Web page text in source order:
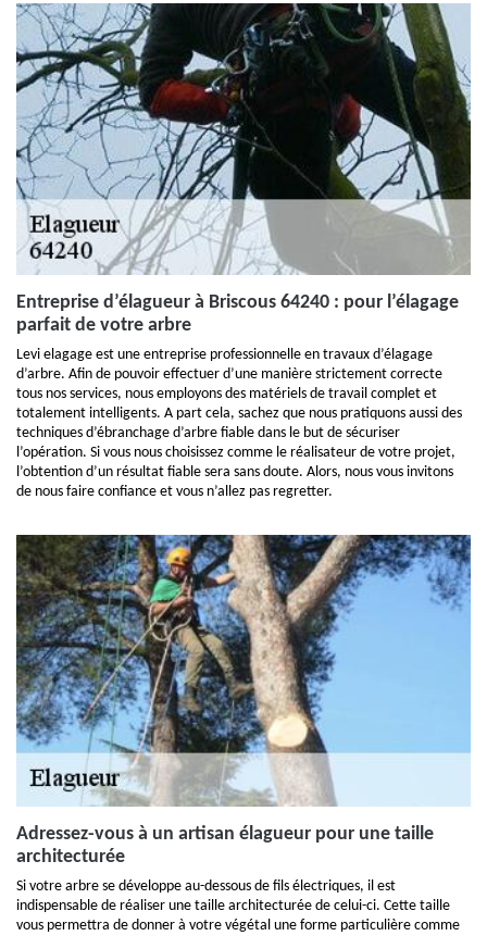
Entreprise d’élagueur à Briscous 64240 : pour l’élagage
parfait de votre arbre
Levi elagage est une entreprise professionnelle en travaux d’élagage
d’arbre. Afin de pouvoir effectuer d’une manière strictement correcte
tous nos services, nous employons des matériels de travail complet et
totalement intelligents. A part cela, sachez que nous pratiquons aussi des
techniques d’ébranchage d’arbre fiable dans le but de sécuriser
l’opération. Si vous nous choisissez comme le réalisateur de votre projet,
l’obtention d’un résultat fiable sera sans doute. Alors, nous vous invitons
de nous faire confiance et vous n’allez pas regretter.
Adressez-vous à un artisan élagueur pour une taille
architecturée
Si votre arbre se développe au-dessous de fils électriques, il est
indispensable de réaliser une taille architecturée de celui-ci. Cette taille
vous permettra de donner à votre végétal une forme particulière comme